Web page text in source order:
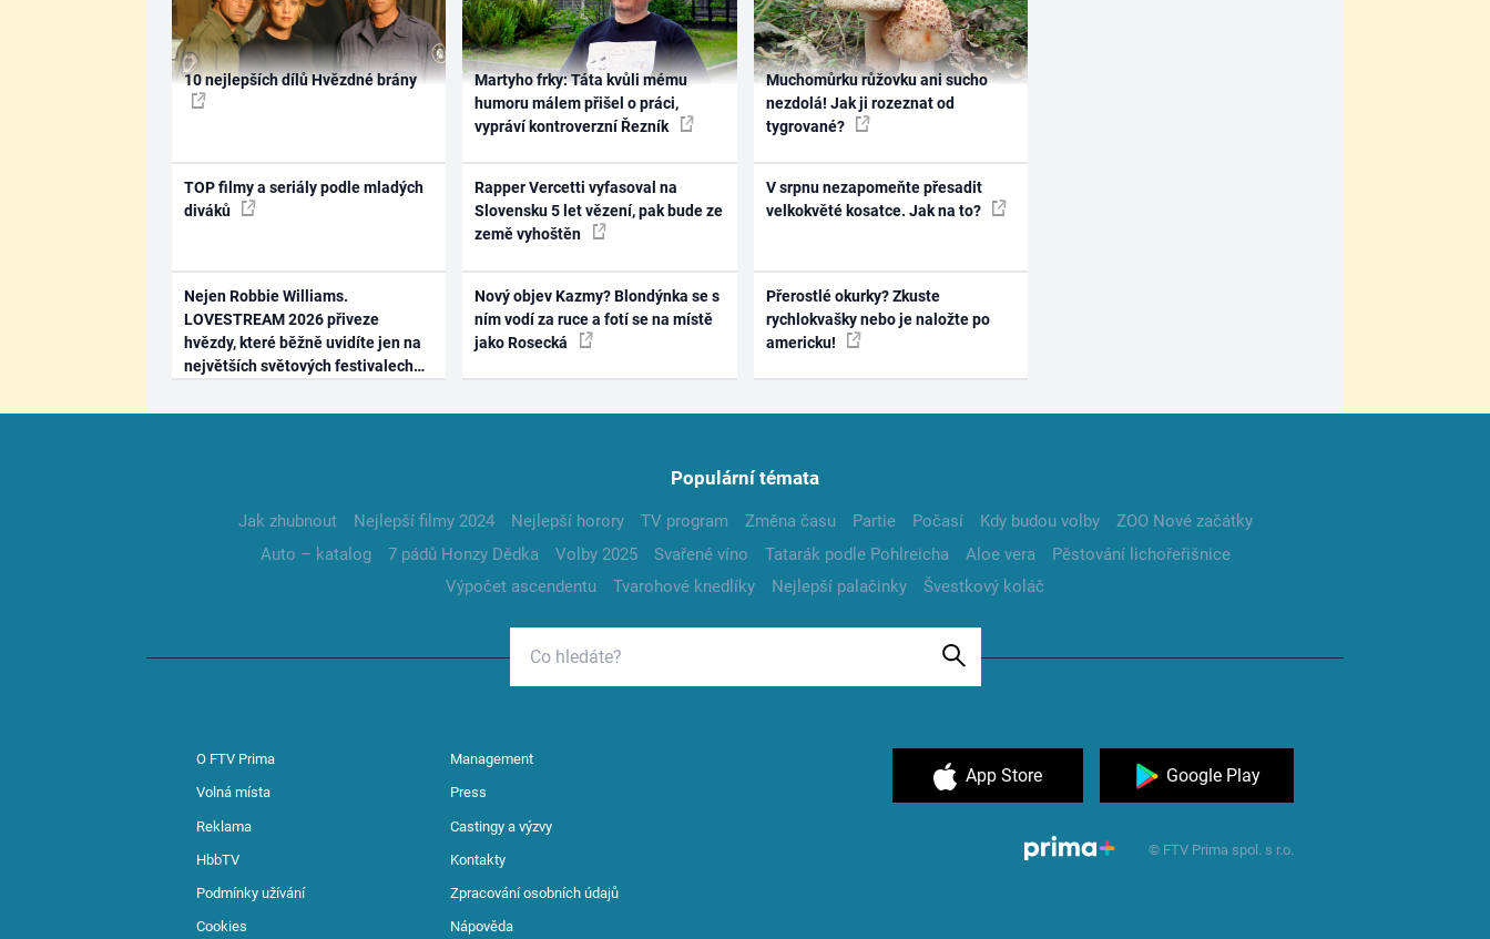
10 nejlepších dílů Hvězdné brány
TOP filmy a seriály podle mladých
diváků
Nejen Robbie Williams.
LOVESTREAM 2026 přiveze
hvězdy, které běžně uvidíte jen na
největších světových festivalech
Martyho frky: Táta kvůli mému
humoru málem přišel o práci,
vypráví kontroverzní Řezník
Rapper Vercetti vyfasoval na
Slovensku 5 let vězení, pak bude ze
země vyhoštěn
Nový objev Kazmy? Blondýnka se s
ním vodí za ruce a fotí se na místě
jako Rosecká
Muchomůrku růžovku ani sucho
nezdolá! Jak ji rozeznat od
tygrované?
V srpnu nezapomeňte přesadit
velkokvěté kosatce. Jak na to?
Přerostlé okurky? Zkuste
rychlokvašky nebo je naložte po
americku!
Populární témata
Jak zhubnout Nejlepší filmy 2024 Nejlepší horory TV program Změna času Partie Počasí Kdy budou volby
ZOO Nové začátky
Auto – katalog
7 pádů Honzy Dědka Volby 2025 Svařené víno Tatarák podle Pohlreicha Aloe vera
Pěstování lichořeřišnice
Výpočet ascendentu
Tvarohové knedlíky Nejlepší palačinky Švestkový koláč
O FTV Prima Management
Volná místa Press
Reklama Castingy a výzvy
HbbTV Kontakty
Podmínky užívání Zpracování osobních údajů
Cookies Nápověda
App Store Google Play
© FTV Prima spol. s r.o.